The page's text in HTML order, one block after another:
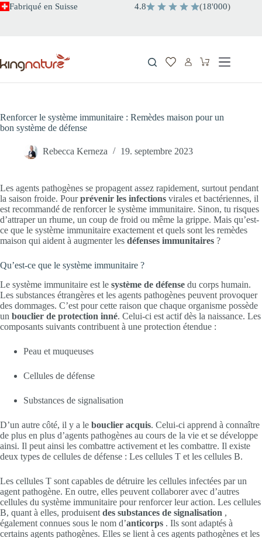
Passer
Fabriqué en Suisse 4.8 (18'000)
Panier
Renforcer le système immunitaire : Remèdes maison pour un
bon système de défense
Rebecca Kerneza 19. septembre 2023
Les agents pathogènes se propagent assez rapidement, surtout pendant
la saison froide. Pourprévenir les infections virales et bactériennes, il
est recommandé de renforcer le système immunitaire. Sinon, tu risques
d’attraper un rhume, un coup de froid ou même la grippe. Mais qu’est-
ce que le système immunitaire exactement et quels sont les remèdes
maison qui aident à augmenter les défenses immunitaires ?
Qu’est-ce que le système immunitaire ?
Le système immunitaire est le système de défense du corps humain.
Les substances étrangères et les agents pathogènes peuvent provoquer
des dommages. C’est pour cette raison que chaque organisme possède
un bouclier de protection inné. Celui-ci est actif dès la naissance. Les
composants suivants contribuent à une protection étendue :
Peau et muqueuses
Cellules de défense
Substances de signalisation
D’un autre côté, il y a le bouclier acquis. Celui-ci apprend à connaître
de plus en plus d’agents pathogènes au cours de la vie et se développe
ainsi. Il peut ainsi les combattre activement et les combattre. Il existe
deux types de cellules de défense : Les cellules T et les cellules B.
Les cellules T sont capables de détruire les cellules infectées par un
agent pathogène. En outre, elles peuvent collaborer avec d’autres
cellules du système immunitaire pour renforcer leur action. Les cellules
B, quant à elles, produisent des substances de signalisation ,
également connues sous le nom d’anticorps . Ils sont adaptés à
certains agents pathogènes. Elles se lient à ces agents pathogènes et les